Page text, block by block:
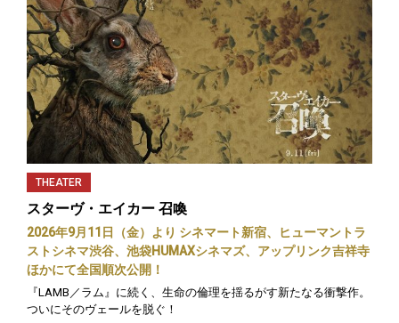
THEATER
スターヴ・エイカー 召喚
2026年9月11日（金）より シネマート新宿、ヒューマントラ
ストシネマ渋谷、池袋HUMAXシネマズ、アップリンク吉祥寺
ほかにて全国順次公開！
『LAMB／ラム』に続く、生命の倫理を揺るがす新たなる衝撃作。
ついにそのヴェールを脱ぐ！